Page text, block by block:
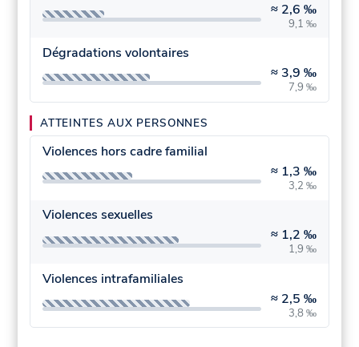
≈ 2,6 ‰
9,1 ‰
Dégradations volontaires
≈ 3,9 ‰
7,9 ‰
ATTEINTES AUX PERSONNES
Violences hors cadre familial
≈ 1,3 ‰
3,2 ‰
Violences sexuelles
≈ 1,2 ‰
1,9 ‰
Violences intrafamiliales
≈ 2,5 ‰
3,8 ‰